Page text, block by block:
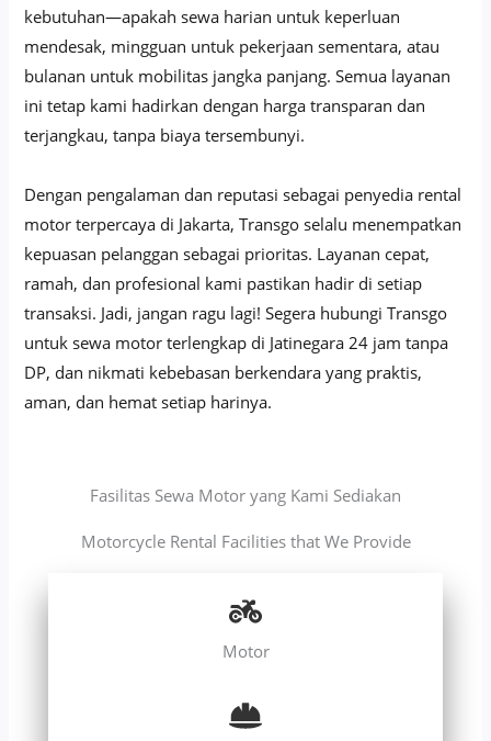
kebutuhan—apakah sewa harian untuk keperluan
mendesak, mingguan untuk pekerjaan sementara, atau
bulanan untuk mobilitas jangka panjang. Semua layanan
ini tetap kami hadirkan dengan harga transparan dan
terjangkau, tanpa biaya tersembunyi.
Dengan pengalaman dan reputasi sebagai penyedia rental
motor terpercaya di Jakarta, Transgo selalu menempatkan
kepuasan pelanggan sebagai prioritas. Layanan cepat,
ramah, dan profesional kami pastikan hadir di setiap
transaksi. Jadi, jangan ragu lagi! Segera hubungi Transgo
untuk sewa motor terlengkap di Jatinegara 24 jam tanpa
DP, dan nikmati kebebasan berkendara yang praktis,
aman, dan hemat setiap harinya.
Fasilitas Sewa Motor yang Kami Sediakan
Motorcycle Rental Facilities that We Provide
Motor